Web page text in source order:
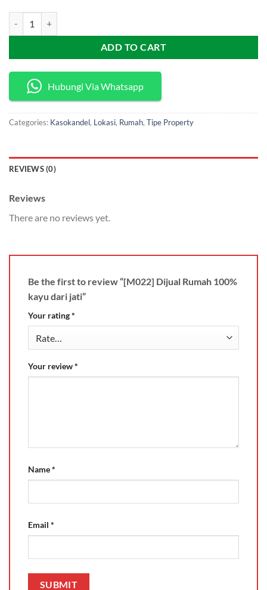
ADD TO CART
Hubungi Via Whatsapp
Categories: Kasokandel, Lokasi, Rumah, Tipe Property
REVIEWS (0)
Reviews
There are no reviews yet.
Be the first to review “[M022] Dijual Rumah 100%
kayu dari jati”
Your rating*
Your review*
Name*
Email *